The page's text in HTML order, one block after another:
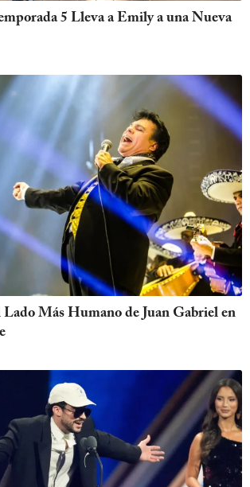
5 Lleva a Emily a una Nueva
Más Humano de Juan Gabriel en